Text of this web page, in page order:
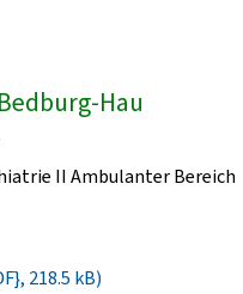
Hau
II Ambulanter Bereich
218.5 kB)